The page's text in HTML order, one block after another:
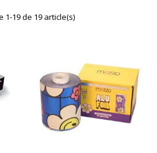
1-19 de 19 article(s)